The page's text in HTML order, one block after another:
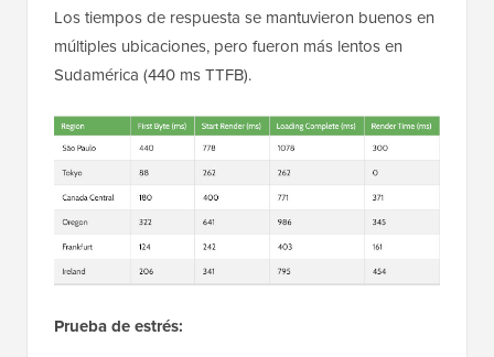
Los tiempos de respuesta se mantuvieron buenos en
múltiples ubicaciones, pero fueron más lentos en
Sudamérica (440 ms TTFB).
Prueba de estrés: